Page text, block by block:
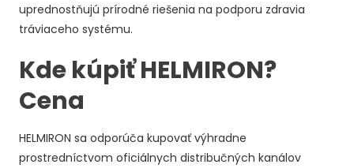
uprednostňujú prírodné riešenia na podporu zdravia
tráviaceho systému.
Kde kúpiť HELMIRON?
Cena
HELMIRON sa odporúča kupovať výhradne
prostredníctvom oficiálnych distribučných kanálov